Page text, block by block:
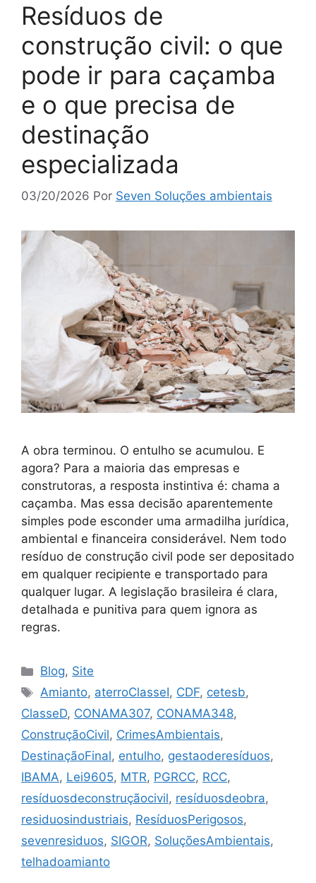
Resíduos de
construção civil: o que
pode ir para caçamba
e o que precisa de
destinação
especializada
03/20/2026 Por Seven Soluções ambientais
A obra terminou. O entulho se acumulou. E
agora? Para a maioria das empresas e
construtoras, a resposta instintiva é: chama a
caçamba. Mas essa decisão aparentemente
simples pode esconder uma armadilha jurídica,
ambiental e financeira considerável. Nem todo
resíduo de construção civil pode ser depositado
em qualquer recipiente e transportado para
qualquer lugar. A legislação brasileira é clara,
detalhada e punitiva para quem ignora as
regras.
Blog, Site
Amianto, aterroClasseI, CDF, cetesb,
ClasseD, CONAMA307, CONAMA348,
ConstruçãoCivil, CrimesAmbientais,
DestinaçãoFinal, entulho, gestaoderesíduos,
IBAMA, Lei9605, MTR, PGRCC, RCC,
resíduosdeconstruçãocivil, resíduosdeobra,
residuosindustriais, ResíduosPerigosos,
sevenresiduos, SIGOR, SoluçõesAmbientais,
telhadoamianto